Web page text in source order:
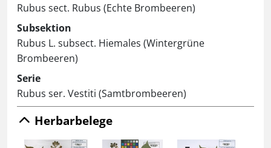
Rubus sect. Rubus (Echte Brombeeren)
Subsektion
Rubus L. subsect. Hiemales (Wintergrüne
Brombeeren)
Serie
Rubus ser. Vestiti (Samtbrombeeren)
Herbarbelege